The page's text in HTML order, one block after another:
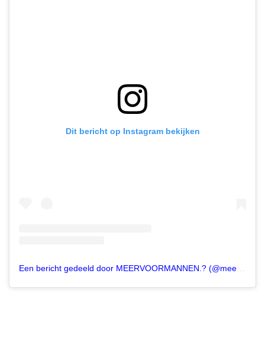
Dit bericht op Instagram bekijken